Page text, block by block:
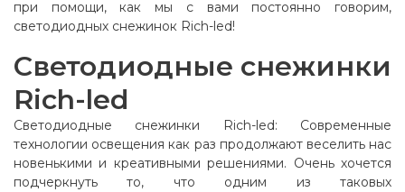
при помощи, как мы с вами постоянно говорим,
светодиодных снежинок Rich-led!
Светодиодные снежинки
Rich-led
Светодиодные снежинки Rich-led: Современные
технологии освещения как раз продолжают веселить нас
новенькими и креативными решениями. Очень хочется
подчеркнуть то, что одним из таковых